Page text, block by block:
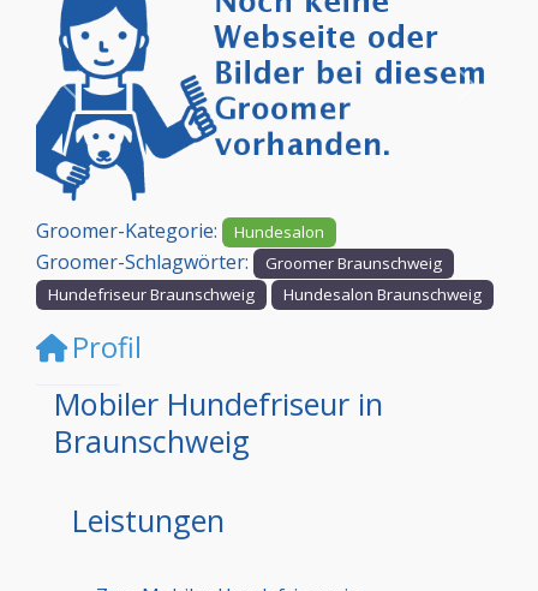
Vorheriges
Groomer-Kategorie: Hundesalon
Groomer-Schlagwörter:
Groomer Braunschweig
Hundefriseur Braunschweig
Hundesalon Braunschweig
Profil
Mobiler Hundefriseur in
Braunschweig
Leistungen